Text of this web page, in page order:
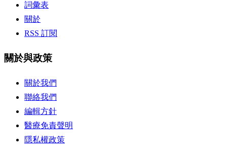
詞彙表
關於
RSS 訂閱
關於與政策
關於我們
聯絡我們
編輯方針
醫療免責聲明
隱私權政策